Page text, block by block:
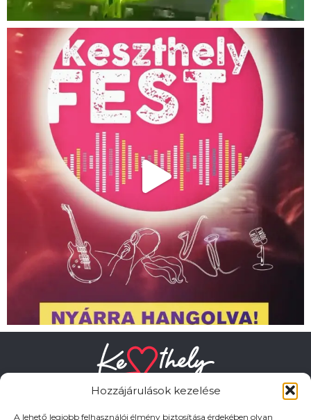
Hozzájárulások kezelése
A lehető legjobb felhasználói élmény biztosítása érdekében olyan